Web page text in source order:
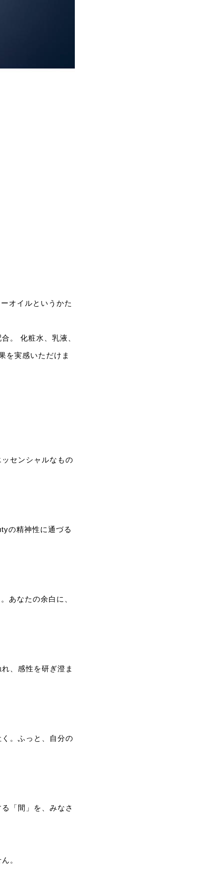
オイルというかた
。 化粧水、乳液、
を実感いただけま
センシャルなもの
の精神性に通づる
あなたの余白に、
、感性を研ぎ澄ま
。ふっと、自分の
「間」を、みなさ
。